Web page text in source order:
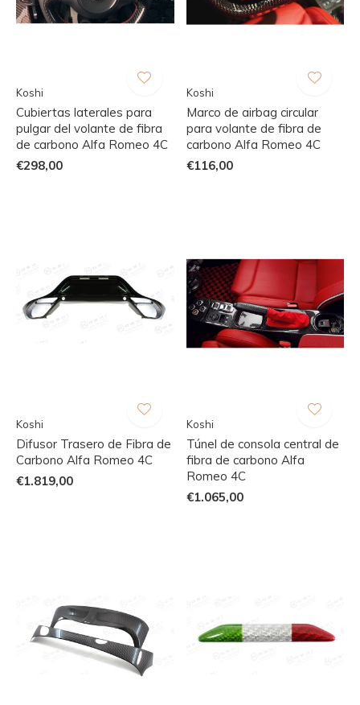
Koshi
Cubiertas laterales para
pulgar del volante de fibra
de carbono Alfa Romeo 4C
€298,00
Koshi
Marco de airbag circular
para volante de fibra de
carbono Alfa Romeo 4C
€116,00
Koshi
Difusor Trasero de Fibra de
Carbono Alfa Romeo 4C
€1.819,00
Koshi
Túnel de consola central de
fibra de carbono Alfa
Romeo 4C
€1.065,00